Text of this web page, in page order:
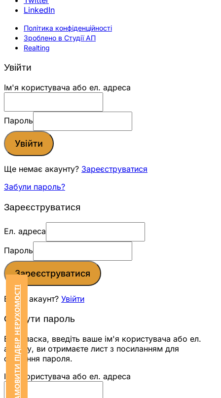
LinkedIn
Політика конфіденційності
Зроблено в Студії АП
Realting
ЗАМОВИТИ ПІДБІР НЕРУХОМОСТІ
Увійти
Ім'я користувача або ел. адреса
Пароль
Увійти
Ще немає акаунту? Зареєструватися
Забули пароль?
Зареєструватися
Ел. адреса
Пароль
Зареєструватися
Вже є акаунт? Увійти
Скинути пароль
Будь ласка, введіть ваше ім'я користувача або ел.
адресу, ви отримаєте лист з посиланням для
скидання пароля.
Ім'я користувача або ел. адреса